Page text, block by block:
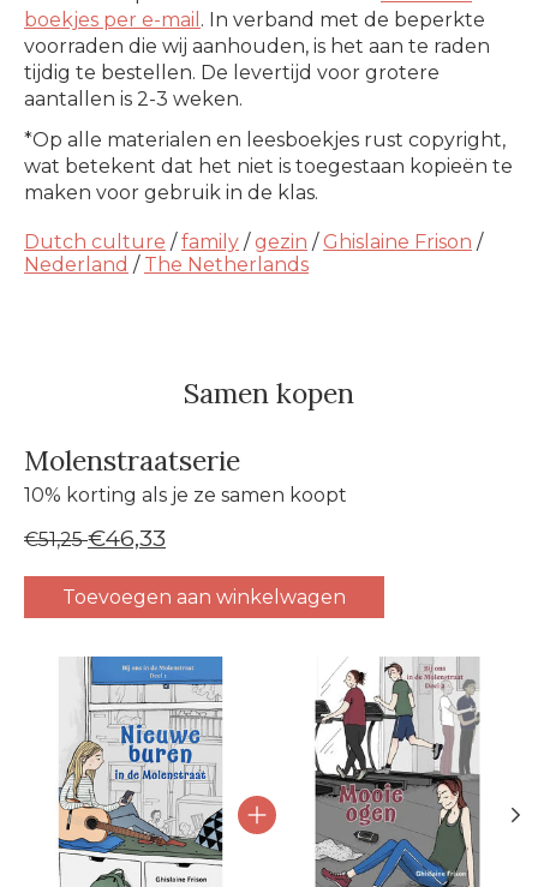
boekjes per e-mail . In verband met de beperkte
voorraden die wij aanhouden, is het aan te raden
tijdig te bestellen. De levertijd voor grotere
aantallen is 2-3 weken.
*Op alle materialen en leesboekjes rust copyright,
wat betekent dat het niet is toegestaan kopieën te
maken voor gebruik in de klas.
Dutch culture /family /gezin / Ghislaine Frison /
Nederland / The Netherlands
Samen kopen
Molenstraatserie
10% korting als je ze samen koopt
€51,25€46,33
Toevoegen aan winkelwagen
Carrousel van gebundelde producten